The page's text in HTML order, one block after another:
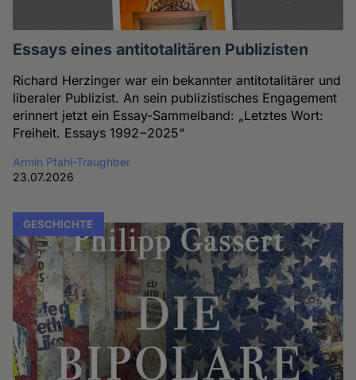
Essays eines antitotalitären Publizisten
Richard Herzinger war ein bekannter antitotalitärer und
liberaler Publizist. An sein publizistisches Engagement
erinnert jetzt ein Essay-Sammelband: „Letztes Wort:
Freiheit. Essays 1992−2025“
Armin Pfahl-Traughber
23.07.2026
GESCHICHTE